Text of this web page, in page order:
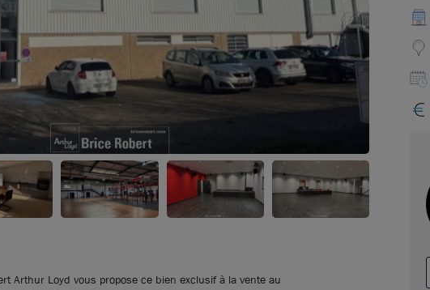
Arthur Loyd vous propose ce bien exclusif à la vente au